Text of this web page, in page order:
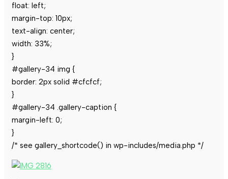
float: left;
margin-top: 10px;
text-align: center;
width: 33%;
}
#gallery-34 img {
border: 2px solid #cfcfcf;
}
#gallery-34 .gallery-caption {
margin-left: 0;
}
/* see gallery_shortcode() in wp-includes/media.php */